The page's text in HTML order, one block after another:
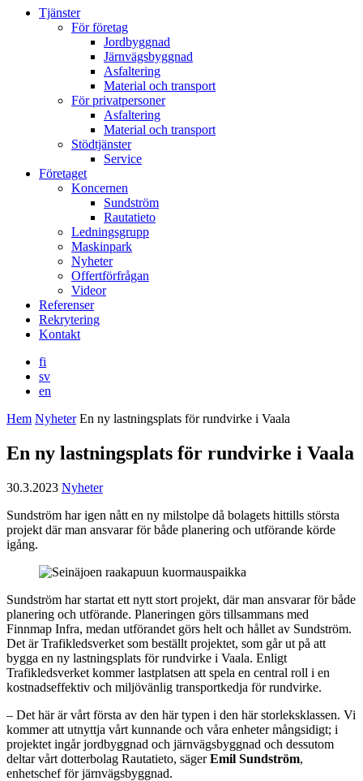
Tjänster
För företag
Jordbyggnad
Järnvägsbyggnad
Asfaltering
Material och transport
För privatpersoner
Asfaltering
Material och transport
Stödtjänster
Service
Företaget
Koncernen
Sundström
Rautatieto
Ledningsgrupp
Maskinpark
Nyheter
Offertförfrågan
Videor
Referenser
Rekrytering
Kontakt
fi
sv
en
Hem Nyheter En ny lastningsplats för rundvirke i Vaala
En ny lastningsplats för rundvirke i Vaala
30.3.2023 Nyheter
Sundström har igen nått en ny milstolpe då bolagets hittills största
projekt där man ansvarar för både planering och utförande körde
igång.
Sundström har startat ett nytt stort projekt, där man ansvarar för både
planering och utförande. Planeringen görs tillsammans med
Finnmap Infra, medan utförandet görs helt och hållet av Sundström.
Det är Trafikledsverket som beställt projektet, som går ut på att
bygga en ny lastningsplats för rundvirke i Vaala. Enligt
Trafikledsverket kommer lastplatsen att spela en central roll i en
kostnadseffektiv och miljövänlig transportkedja för rundvirke.
– Det här är vårt första av den här typen i den här storleksklassen. Vi
kommer att utnyttja vårt kunnande och våra enheter mångsidigt; i
projektet ingår jordbyggnad och järnvägsbyggnad och dessutom
deltar vårt dotterbolag Rautatieto, sägerEmil Sundström,
enhetschef för järnvägsbyggnad.